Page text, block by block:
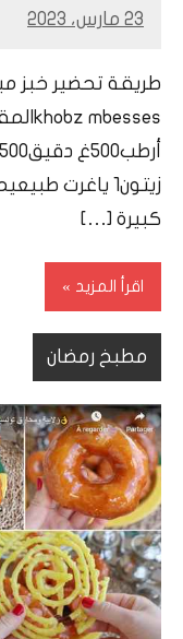
23 مارس، 2023
Mohamed
زيتون1 ياغرت
كبيرة […]
اقرأ المزيد
مطبخ رمضان